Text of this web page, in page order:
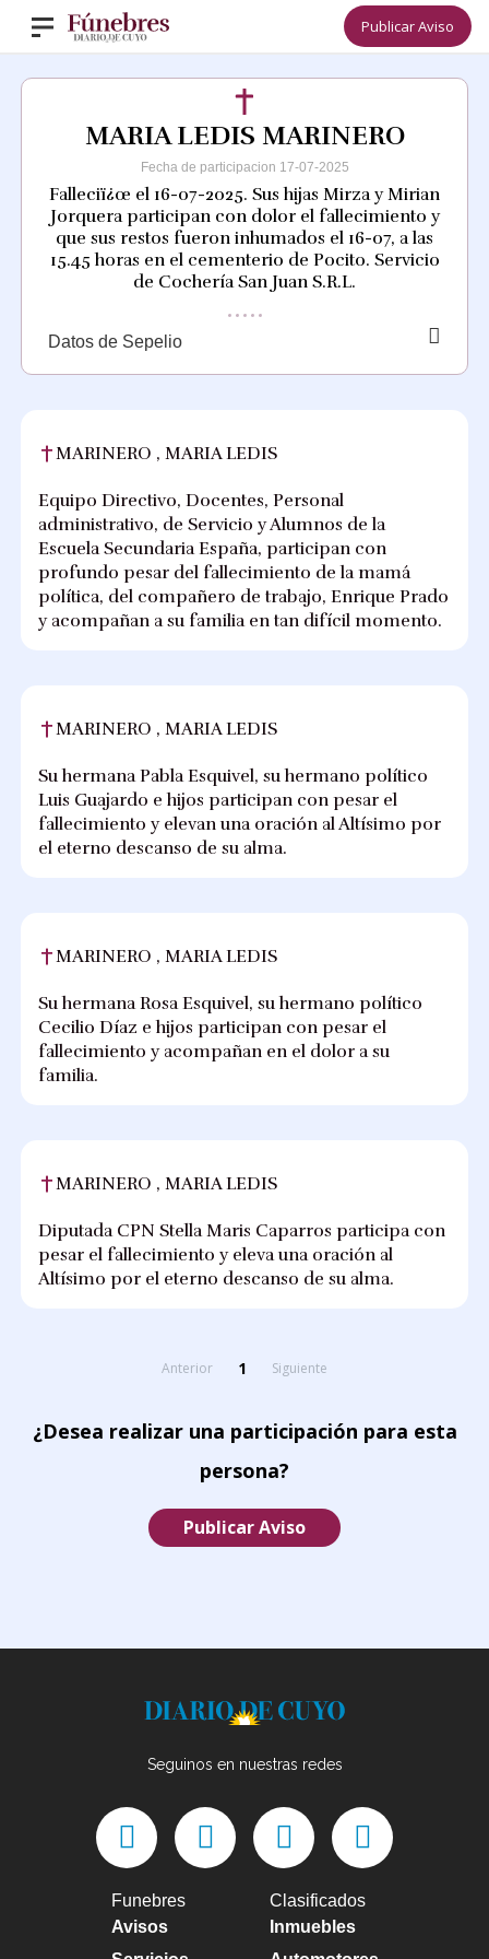
Publicar Aviso
MARIA LEDIS MARINERO
Fecha de participacion 17-07-2025
Falleciï¿œ el 16-07-2025. Sus hijas Mirza y Mirian
Jorquera participan con dolor el fallecimiento y
que sus restos fueron inhumados el 16-07, a las
15.45 horas en el cementerio de Pocito. Servicio
de Cochería San Juan S.R.L.
Datos de Sepelio
MARINERO , MARIA LEDIS
Equipo Directivo, Docentes, Personal
administrativo, de Servicio y Alumnos de la
Escuela Secundaria España, participan con
profundo pesar del fallecimiento de la mamá
política, del compañero de trabajo, Enrique Prado
y acompañan a su familia en tan difícil momento.
MARINERO , MARIA LEDIS
Su hermana Pabla Esquivel, su hermano político
Luis Guajardo e hijos participan con pesar el
fallecimiento y elevan una oración al Altísimo por
el eterno descanso de su alma.
MARINERO , MARIA LEDIS
Su hermana Rosa Esquivel, su hermano político
Cecilio Díaz e hijos participan con pesar el
fallecimiento y acompañan en el dolor a su
familia.
MARINERO , MARIA LEDIS
Diputada CPN Stella Maris Caparros participa con
pesar el fallecimiento y eleva una oración al
Altísimo por el eterno descanso de su alma.
Anterior 1 Siguiente
¿Desea realizar una participación para esta
persona?
Publicar Aviso
Seguinos en nuestras redes
Funebres
Avisos
Clasificados
Inmuebles